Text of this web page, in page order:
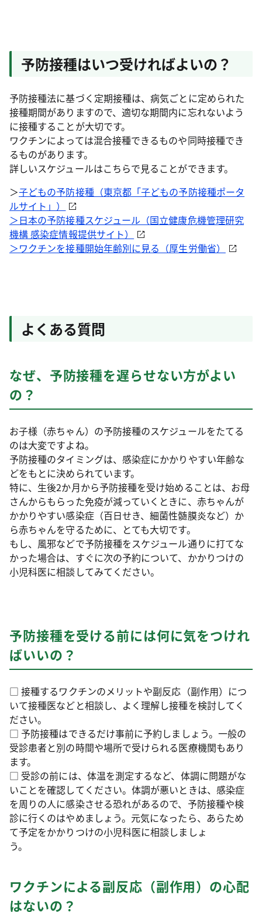
予防接種はいつ受ければよいの？
予防接種法に基づく定期接種は、病気ごとに定められた
接種期間がありますので、適切な期間内に忘れないよう
に接種することが大切です。
ワクチンによっては混合接種できるものや同時接種でき
るものがあります。
詳しいスケジュールはこちらで見ることができます。
＞子どもの予防接種（東京都「子どもの予防接種ポータ
ルサイト」）
＞日本の予防接種スケジュール（国立健康危機管理研究
機構 感染症情報提供サイト）
＞ワクチンを接種開始年齢別に見る（厚生労働省）
よくある質問
なぜ、予防接種を遅らせない方がよい
の？
お子様（赤ちゃん）の予防接種のスケジュールをたてる
のは大変ですよね。
予防接種のタイミングは、感染症にかかりやすい年齢な
どをもとに決められています。
特に、生後2か月から予防接種を受け始めることは、お母
さんからもらった免疫が減っていくときに、赤ちゃんが
かかりやすい感染症（百日せき、細菌性髄膜炎など）か
ら赤ちゃんを守るために、とても大切です。
もし、風邪などで予防接種をスケジュール通りに打てな
かった場合は、すぐに次の予約について、かかりつけの
小児科医に相談してみてください。
予防接種を受ける前には何に気をつけれ
ばいいの？
□ 接種するワクチンのメリットや副反応（副作用）につ
いて接種医などと相談し、よく理解し接種を検討してく
ださい。
□ 予防接種はできるだけ事前に予約しましょう。一般の
受診患者と別の時間や場所で受けられる医療機関もあり
ます。
□ 受診の前には、体温を測定するなど、体調に問題がな
いことを確認してください。体調が悪いときは、感染症
を周りの人に感染させる恐れがあるので、予防接種や検
診に行くのはやめましょう。元気になったら、あらため
て予定をかかりつけの小児科医に相談しましょ
う。
ワクチンによる副反応（副作用）の心配
はないの？